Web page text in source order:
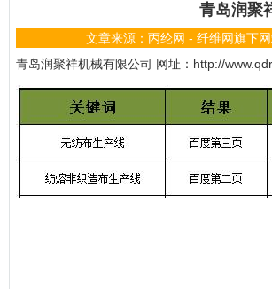
青岛润聚
文章来源：丙纶网 - 纤维网
青岛润聚祥机械有限公司 网址：http://